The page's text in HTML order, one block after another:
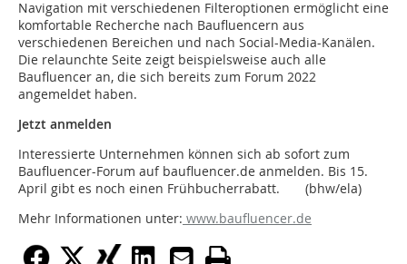
Navigation mit verschiedenen Filteroptionen ermöglicht eine
komfortable Recherche nach Baufluencern aus
verschiedenen Bereichen und nach Social-Media-Kanälen.
Die relaunchte Seite zeigt beispielsweise auch alle
Baufluencer an, die sich bereits zum Forum 2022
angemeldet haben.
Jetzt anmelden
Interessierte Unternehmen können sich ab sofort zum
Baufluencer-Forum auf baufluencer.de anmelden. Bis 15.
April gibt es noch einen Frühbucherrabatt. (bhw/ela)
Mehr Informationen unter: www.baufluencer.de